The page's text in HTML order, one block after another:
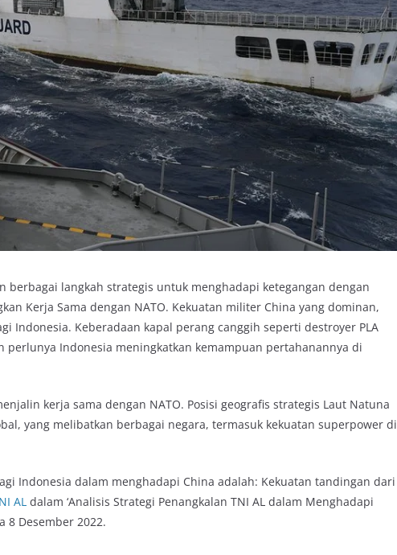
berbagai langkah strategis untuk menghadapi ketegangan dengan
Kerja Sama dengan NATO. Kekuatan militer China yang dominan,
Indonesia. Keberadaan kapal perang canggih seperti destroyer PLA
perlunya Indonesia meningkatkan kemampuan pertahanannya di
kerja sama dengan NATO. Posisi geografis strategis Laut Natuna
yang melibatkan berbagai negara, termasuk kekuatan superpower di
Indonesia dalam menghadapi China adalah: Kekuatan tandingan dari
AL dalam ‘Analisis Strategi Penangkalan TNI AL dalam Menghadapi
8 Desember 2022.